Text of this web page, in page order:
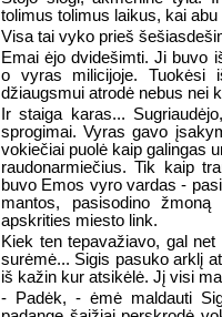
tolimus tolimus laikus, kai
Visa tai vyko prieš
Emai ėjo dvidešimti. Ji buvo
o vyras milicijoje. Tuokėsi
džiaugsmui atrodė nebus nei
Ir staiga karas...
sprogimai. Vyras gavo
vokiečiai puolė kaip galingas
raudonarmiečius. Tik kaip
buvo Emos vyro vardas -
mantos, pasisodino
apskrities miesto link.
Kiek ten tepavažiavo, gal
surėmė... Sigis pasuko arklį
iš kažin kur atsikėlė. Jį visi
- Padėk, - ėmė maldauti